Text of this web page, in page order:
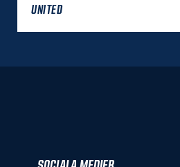
UNITED